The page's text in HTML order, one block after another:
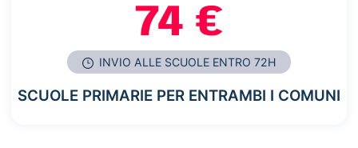
74 €
INVIO ALLE SCUOLE ENTRO 72H
SCUOLE PRIMARIE PER ENTRAMBI I COMUNI